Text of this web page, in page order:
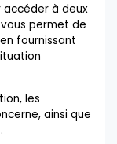
à deux
permet de
fournissant
les
ainsi que